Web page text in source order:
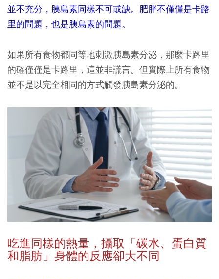
並不充分，胰島素同樣不可或缺。肥胖不僅僅是卡路
里的問題，也是胰島素的問題。
如果所有食物都同等地刺激胰島素分泌，那麼卡路里
的確僅僅是卡路里，這並非謊言。但實際上所有食物
並不是以完全相同的方式觸發胰島素分泌的。
吃進同樣的熱量，攝取「碳水、蛋白質
和脂肪」身體的反應卻大不同